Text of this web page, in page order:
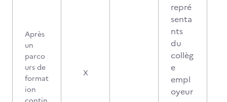
Après
un
parco
urs de
format
ion
X
repré
senta
nts
du
collèg
e
empl
oyeur